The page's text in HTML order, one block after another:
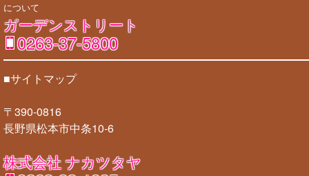
について
ガーデンストリート
0263-37-5800
■サイトマップ
〒390-0816
長野県松本市中条10-6
株式会社 ナカツタヤ